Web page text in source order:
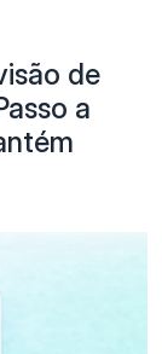
de
a